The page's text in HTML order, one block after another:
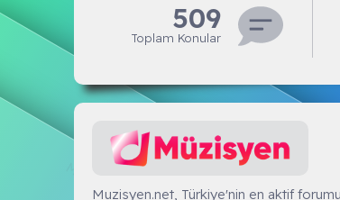
Muzisyen.NET
509
Toplam Konular
Muzisyen.net, Türkiye'nin en aktif